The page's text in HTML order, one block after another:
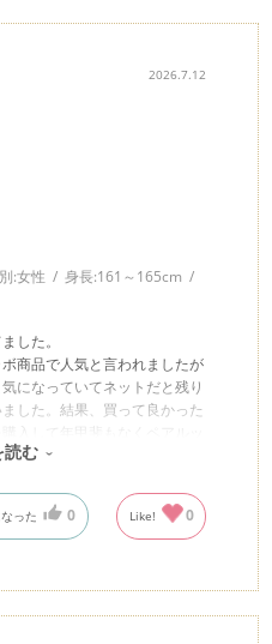
2026.7.12
:女性 身長:161～165cm
した。
商品で人気と言われましたが
になっていてネットだと残り
した。結果、買って良かった
）
読む
った 0 Like! 0